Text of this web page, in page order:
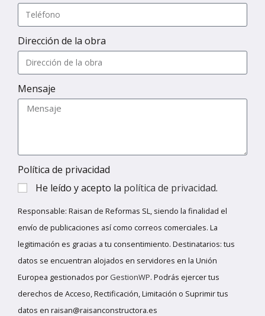
Dirección de la obra
Mensaje
Política de privacidad
He leído y acepto la política de privacidad.
Responsable: Raisan de Reformas SL, siendo la finalidad el
envío de publicaciones así como correos comerciales. La
legitimación es gracias a tu consentimiento. Destinatarios: tus
datos se encuentran alojados en servidores en la Unión
Europea gestionados por GestionWP. Podrás ejercer tus
derechos de Acceso, Rectificación, Limitación o Suprimir tus
datos en raisan@raisanconstructora.es